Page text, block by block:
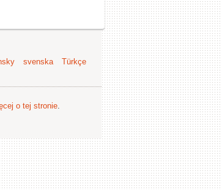
svenska
Türkçe
o tej stronie.